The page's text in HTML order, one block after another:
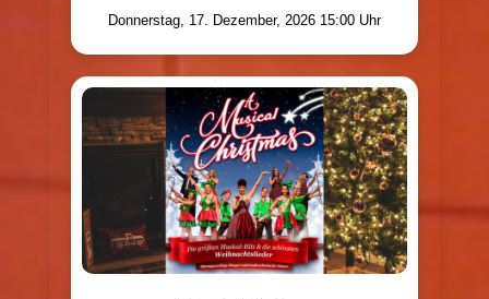
Donnerstag, 17. Dezember, 2026 15:00 Uhr